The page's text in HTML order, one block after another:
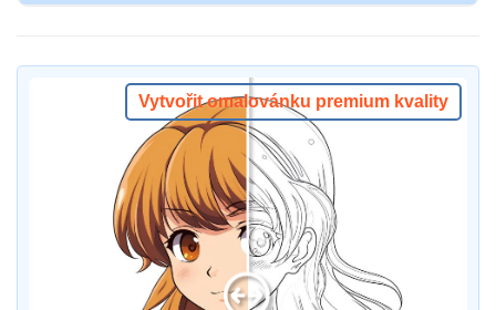
Vytvořit omalovánku premium kvality